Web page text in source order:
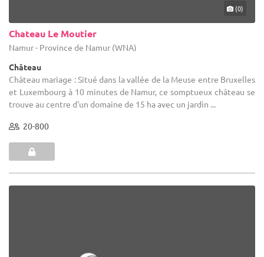
(0)
Chateau Le Moutier
Namur - Province de Namur (WNA)
Château
Château mariage : Situé dans la vallée de la Meuse entre Bruxelles
et Luxembourg à 10 minutes de Namur, ce somptueux château se
trouve au centre d'un domaine de 15 ha avec un jardin ...
20-800